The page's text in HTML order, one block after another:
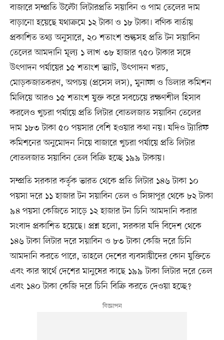
বাজারে সম্প্রতি উল্টো লিটারপ্রতি সয়াবিন ও পাম তেলের দাম
বাড়ানো হয়েছে যথাক্রমে ১২ টাকা ও ১৮ টাকা। বণিক বার্তায়
প্রকাশিত তথ্য অনুসারে, ২০ শতাংশ শুল্কসহ প্রতি টন সয়াবিন
তেলের আমদানি মূল্য ১ লাখ ৩৮ হাজার ৭৫০ টাকার সঙ্গে
উৎপাদন পর্যায়ের ১৫ শতাংশ ভ্যাট, উৎপাদন খরচ,
মোড়কজাতকরণ, অপচয় (প্রসেস লস), মুনাফা ও ডিলার কমিশন
মিলিয়ে আরও ১৫ শতাংশ যুক্ত করে সবচেয়ে রক্ষণশীল হিসাব
করলেও খুচরা পর্যায়ে প্রতি লিটার বোতলজাত সয়াবিন তেলের
দাম ১৮৩ টাকা ৫০ পয়সার বেশি হওয়ার কথা নয়। যদিও ট্যারিফ
কমিশনের অনুমোদন নিয়ে বাজারে খুচরা পর্যায়ে প্রতি লিটার
বোতলজাত সয়াবিন তেল বিক্রি হচ্ছে ১৯৯ টাকায়।
সম্প্রতি সরকার কর্তৃক ভারত থেকে প্রতি লিটার ১৪৬ টাকা ১০
পয়সা দরে ১১ হাজার টন সয়াবিন তেল ও সিঙ্গাপুর থেকে ৮২ টাকা
৯৪ পয়সা কেজিতে সাড়ে ১২ হাজার টন চিনি আমদানি করার
সংবাদ প্রকাশিত হয়েছে। প্রশ্ন হলো, সরকার যদি বিদেশ থেকে
১৪৬ টাকা লিটার দরে সয়াবিন ও ৮৩ টাকা কেজি দরে চিনি
আমদানি করতে পারে, তাহলে দেশের ব্যবসায়ীদের কোন যুক্তিতে
এবং কার স্বার্থে দেশের মানুষের কাছে ১৯৯ টাকা লিটার দরে তেল
এবং ১৪০ টাকা কেজি দরে চিনি বিক্রি করতে দেওয়া হচ্ছে?